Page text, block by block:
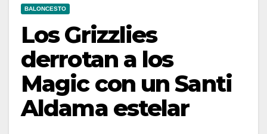
BALONCESTO
Los Grizzlies
derrotan a los
Magic con un Santi
Aldama estelar